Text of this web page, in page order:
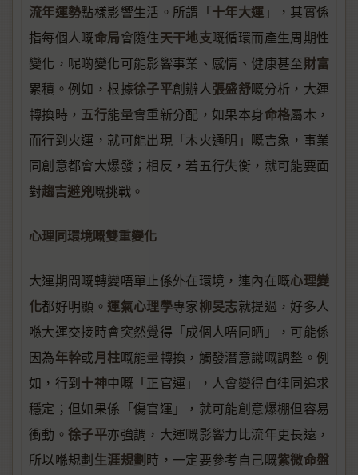
流年運勢點樣影響生活。所謂「十年大運 」，其實係
指每個人嘅命局會隨住天干地支嘅循環而產生周期性
變化，呢啲變化可能影響事業、感情、健康甚至財富
累積。例如，根據徐子平創辦人張盛舒嘅分析，大運
轉換時， 五行能量會重新分配，如果本身命格屬木，
而行到火運，就可能出現「木火通明」嘅吉象，事業
同創意都會大爆發；相反，若五行失衡，就可能要面
對趨吉避兇嘅挑戰。
心理同環境嘅雙重變化
大運期間嘅轉變唔單止係外在環境，連內在嘅心理變
化都好明顯。 運氣心理學專家柳旻志就提過，好多人
喺大運交接時會突然覺得「成個人唔同晒」，可能係
因為年幹或月柱嘅能量轉換，觸發潛意識嘅調整。例
如，行到十神中嘅「正官運」，人會變得自律同追求
穩定；但如果係「傷官運」，就可能創意爆棚但容易
衝動。徐子平亦強調，大運嘅影響力比流年更長遠，
所以喺規劃 生涯規劃時，一定要參考自己嘅紫微命盤